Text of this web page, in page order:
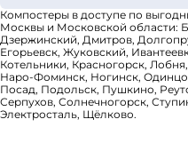
Компостеры в доступе по
Москвы и Московской области:
Дзержинский, Дмитров,
Егорьевск, Жуковский,
Котельники, Красногорск,
Наро-Фоминск, Ногинск,
Посад, Подольск, Пушкино,
Серпухов, Солнечногорск,
Электросталь, Щёлково.